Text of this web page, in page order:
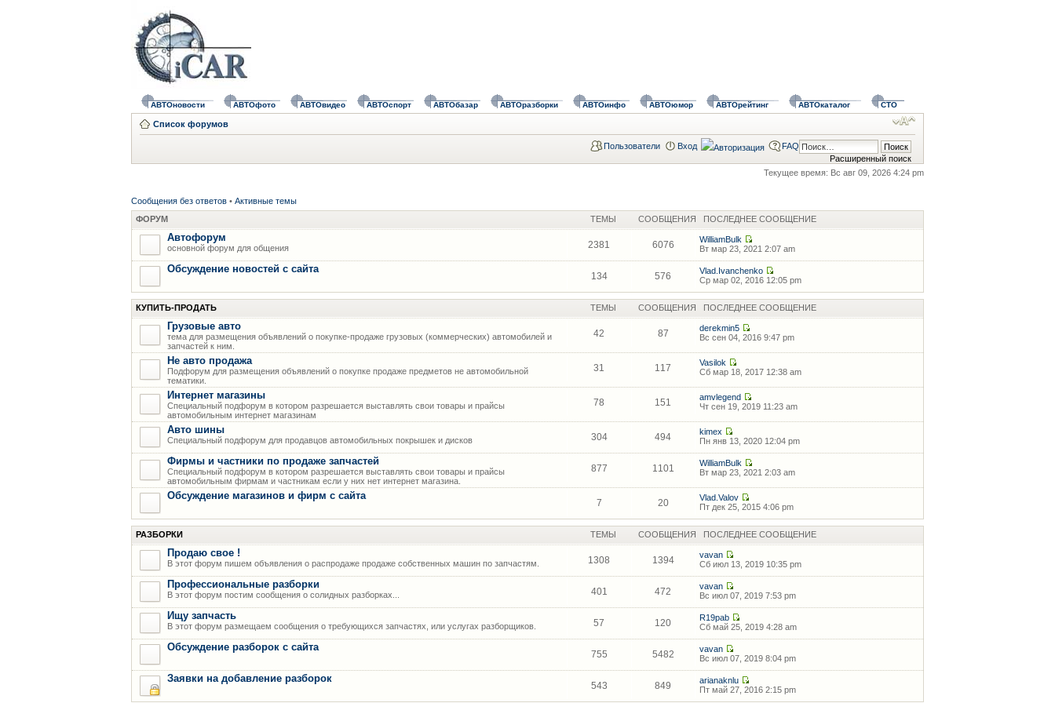
АВТОновости АВТОфото АВТОвидео АВТОспорт АВТОбазар АВТОразборки АВТОинфо АВТОюмор АВТОрейтинг АВТОкаталог СТО
Список форумов
Расширенный поиск
Пользователи Вход FAQ
Текущее время: Вс авг 09, 2026 4:24 pm
Сообщения без ответов • Активные темы
ФОРУМ
ТЕМЫ СООБЩЕНИЯ ПОСЛЕДНЕЕ СООБЩЕНИЕ
Автофорум
основной форум для общения 2381 6076
WilliamBulk
Вт мар 23, 2021 2:07 am
Обсуждение новостей с сайта
134 576
Vlad.Ivanchenko
Ср мар 02, 2016 12:05 pm
КУПИТЬ-ПРОДАТЬ ТЕМЫ СООБЩЕНИЯ ПОСЛЕДНЕЕ СООБЩЕНИЕ
Грузовые авто
тема для размещения объявлений о покупке-продаже грузовых (коммерческих) автомобилей и
запчастей к ним.
42 87
derekmin5
Вс сен 04, 2016 9:47 pm
Не авто продажа
Подфорум для размещения объявлений о покупке продаже предметов не автомобильной
тематики.
31 117
Vasilok
Сб мар 18, 2017 12:38 am
Интернет магазины
Специальный подфорум в котором разрешается выставлять свои товары и прайсы
автомобильным интернет магазинам
78 151
amvlegend
Чт сен 19, 2019 11:23 am
Авто шины
Специальный подфорум для продавцов автомобильных покрышек и дисков 304 494
kimex
Пн янв 13, 2020 12:04 pm
Фирмы и частники по продаже запчастей
Специальный подфорум в котором разрешается выставлять свои товары и прайсы
автомобильным фирмам и частникам если у них нет интернет магазина.
877 1101
WilliamBulk
Вт мар 23, 2021 2:03 am
Обсуждение магазинов и фирм с сайта
7 20
Vlad.Valov
Пт дек 25, 2015 4:06 pm
РАЗБОРКИ ТЕМЫ СООБЩЕНИЯ ПОСЛЕДНЕЕ СООБЩЕНИЕ
Продаю свое !
В этот форум пишем объявления о распродаже продаже собственных машин по запчастям. 1308 1394
vavan
Сб июл 13, 2019 10:35 pm
Профессиональные разборки
В этот форум постим сообщения о солидных разборках... 401 472
vavan
Вс июл 07, 2019 7:53 pm
Ищу запчасть
В этот форум размещаем сообщения о требующихся запчастях, или услугах разборщиков. 57 120
R19pab
Сб май 25, 2019 4:28 am
Обсуждение разборок с сайта
755 5482
vavan
Вс июл 07, 2019 8:04 pm
Заявки на добавление разборок
543 849
arianaknlu
Пт май 27, 2016 2:15 pm